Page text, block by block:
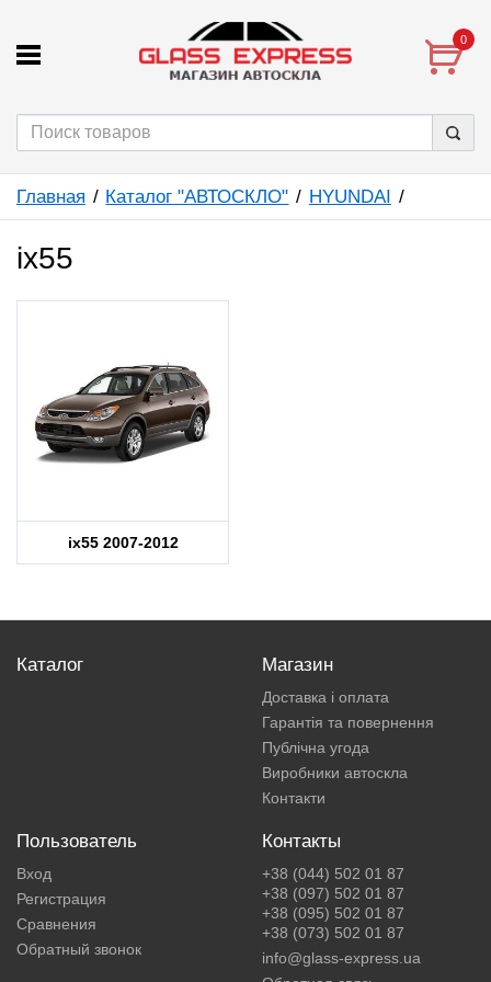
0
Главная Каталог "АВТОСКЛО" HYUNDAI
ix55
ix55 2007-2012
Каталог Магазин
Доставка і оплата
Гарантія та повернення
Публічна угода
Виробники автоскла
Контакти
Пользователь
Вход
Регистрация
Сравнения
Обратный звонок
Контакты
+38 (044) 502 01 87
+38 (097) 502 01 87
+38 (095) 502 01 87
+38 (073) 502 01 87
info@glass-express.ua